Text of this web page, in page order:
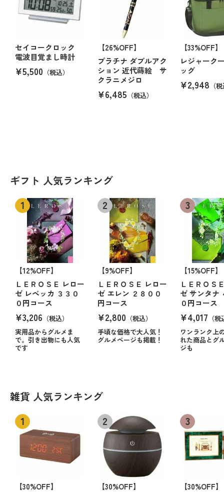
セイコークロック
電波目覚まし時計
¥5,500 （税込）
【26%OFF】
プラチナ ダブルアク
ション 近代蒔絵 サ
クラニメジロ
¥6,485 （税込）
【33%OFF】
レジャーク
ッグ
¥2,948 （
ギフト 人気ランキング
【12%OFF】
ＬＥＲＯＳＥ レロー
ゼ レベッカ ３３０
０円コース
¥3,206 （税込）
実用品からグルメま
で。引き出物にも人気
です
【9%OFF】
ＬＥＲＯＳＥ レロー
ゼ エレン ２８００
円コース
¥2,800 （税込）
手頃な価格で大人気！
グルメページも掲載！
【15%OFF】
ＬＥＲＯＳ
ゼ サンタナ
０円コース
¥4,017 （
ワンランク上
れた商品とグ
ジも
雑貨 人気ランキング
【30%OFF】
【30%OFF】
【30%OFF】